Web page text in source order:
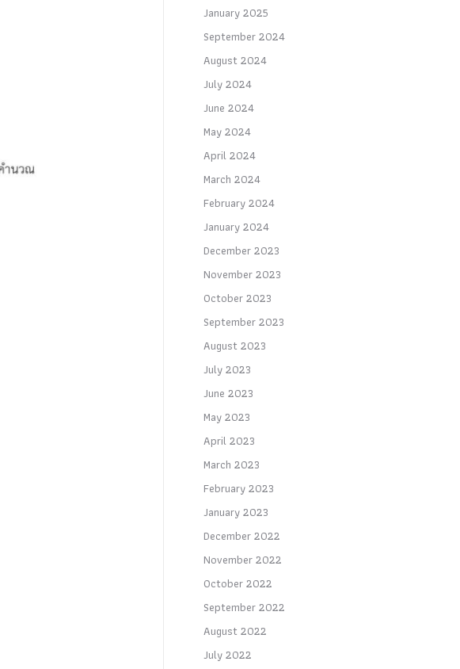
January 2025
September 2024
August 2024
July 2024
June 2024
May 2024
April 2024
March 2024
February 2024
January 2024
December 2023
November 2023
October 2023
September 2023
August 2023
July 2023
June 2023
May 2023
April 2023
March 2023
February 2023
January 2023
December 2022
November 2022
October 2022
September 2022
August 2022
July 2022